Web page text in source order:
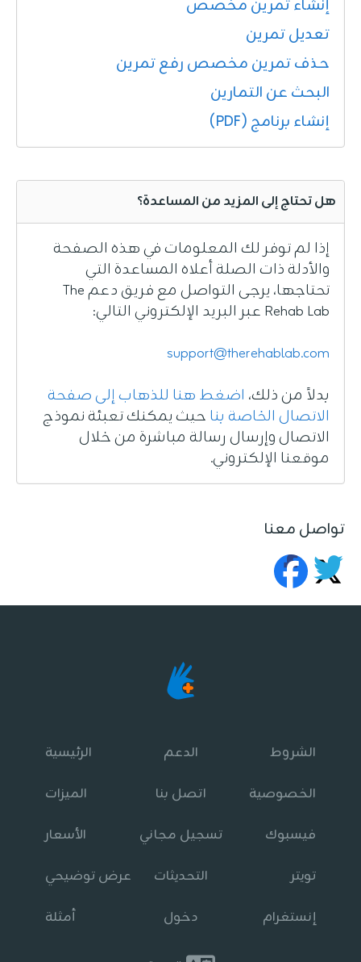
إنشاء تمرين مخصص
تعديل تمرين
حذف تمرين مخصص رفع تمرين
البحث عن التمارين
إنشاء برنامج (PDF)
هل تحتاج إلى المزيد من المساعدة؟
إذا لم توفر لك المعلومات في هذه الصفحة
والأدلة ذات الصلة أعلاه المساعدة التي
تحتاجها، يرجى التواصل مع فريق دعم The
Rehab Lab عبر البريد الإلكتروني التالي:
support@therehablab.com
بدلاً من ذلك، اضغط هنا للذهاب إلى صفحة
الاتصال الخاصة بنا حيث يمكنك تعبئة نموذج
الاتصال وإرسال رسالة مباشرة من خلال
موقعنا الإلكتروني.
تواصل معنا
الرئيسية
الميزات
الأسعار
عرض توضيحي
أمثلة
الدعم
اتصل بنا
تسجيل مجاني
التحديثات
دخول
الشروط
الخصوصية
فيسبوك
تويتر
إنستغرام